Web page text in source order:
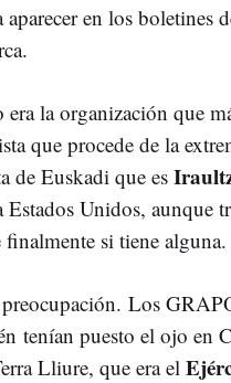
aparecer en los boletines
la organización que
que procede de la
de Euskadi que es
Unidos, aunque
si tiene alguna.
Los
tenían puesto el ojo en
Lliure, que era el